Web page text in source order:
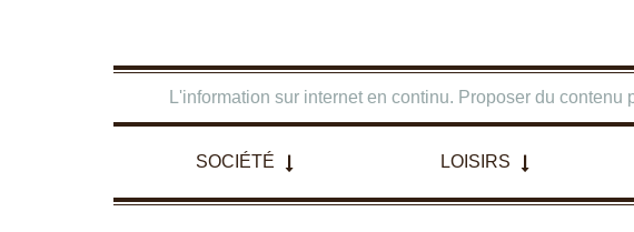
L'information sur internet en continu. Proposer du
SOCIÉTÉ LOISIRS